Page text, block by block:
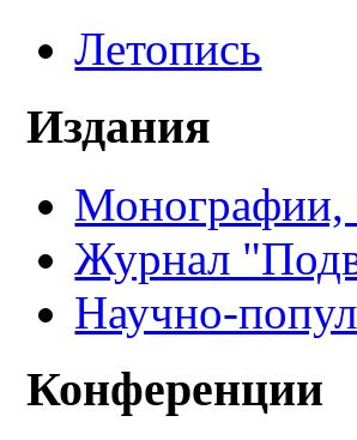
Летопись
Издания
Монографии,
Журнал
Научно-
Конференции